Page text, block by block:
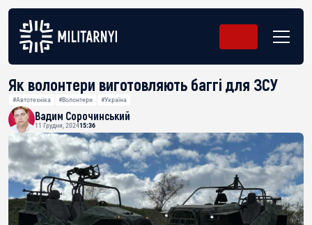
Як волонтери виготовляють баггі для ЗСУ
#Автотехніка #Волонтери #Україна
Вадим Сорочинський
11 Грудня, 202415:36